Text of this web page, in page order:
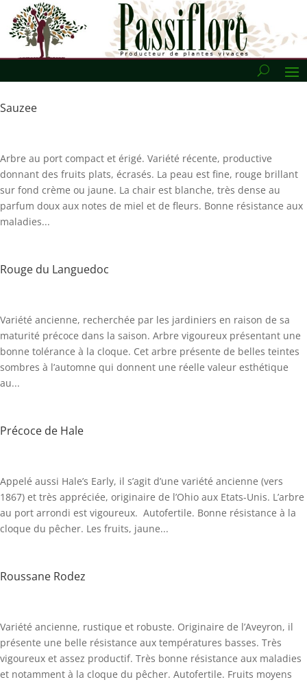
Sauzee
Arbre au port compact et érigé. Variété récente, productive
donnant des fruits plats, écrasés. La peau est fine, rouge brillant
sur fond crème ou jaune. La chair est blanche, très dense au
parfum doux aux notes de miel et de fleurs. Bonne résistance aux
maladies...
Rouge du Languedoc
Variété ancienne, recherchée par les jardiniers en raison de sa
maturité précoce dans la saison. Arbre vigoureux présentant une
bonne tolérance à la cloque. Cet arbre présente de belles teintes
sombres à l’automne qui donnent une réelle valeur esthétique
au...
Précoce de Hale
Appelé aussi Hale’s Early, il s’agit d’une variété ancienne (vers
1867) et très appréciée, originaire de l’Ohio aux Etats-Unis. L’arbre
au port arrondi est vigoureux. Autofertile. Bonne résistance à la
cloque du pêcher. Les fruits, jaune...
Roussane Rodez
Variété ancienne, rustique et robuste. Originaire de l’Aveyron, il
présente une belle résistance aux températures basses. Très
vigoureux et assez productif. Très bonne résistance aux maladies
et notamment à la cloque du pêcher. Autofertile. Fruits moyens